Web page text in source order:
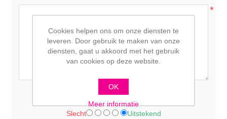
*
Waardering:
Slecht Uitstekend
Cookies helpen ons om onze diensten te
leveren. Door gebruik te maken van onze
diensten, gaat u akkoord met het gebruik
van cookies op deze website.
OK
Meer informatie